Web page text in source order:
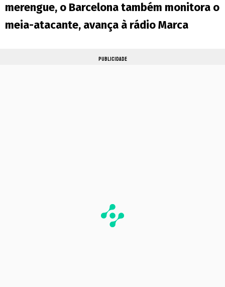
merengue, o Barcelona também monitora o
meia-atacante, avança à rádio Marca
PUBLICIDADE